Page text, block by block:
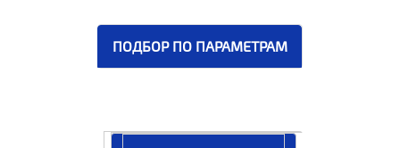
ПОДБОР ПО ПАРАМЕТРАМ